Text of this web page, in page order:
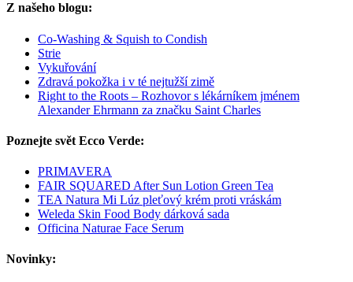
Z našeho blogu:
Co-Washing & Squish to Condish
Strie
Vykuřování
Zdravá pokožka i v té nejtužší zimě
Right to the Roots – Rozhovor s lékárníkem jménem
Alexander Ehrmann za značku Saint Charles
Poznejte svět Ecco Verde:
PRIMAVERA
FAIR SQUARED After Sun Lotion Green Tea
TEA Natura Mi Lúz pleťový krém proti vráskám
Weleda Skin Food Body dárková sada
Officina Naturae Face Serum
Novinky: